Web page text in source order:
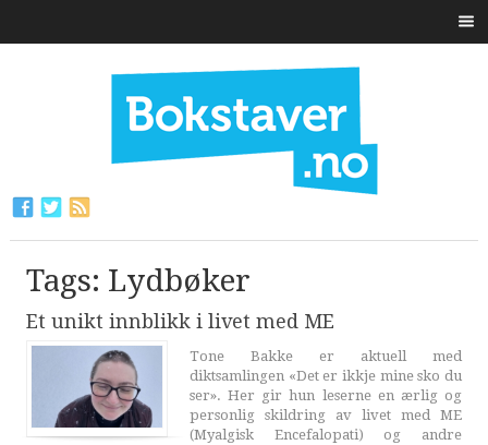
Tags: Lydbøker
Et unikt innblikk i livet med ME
Tone Bakke er aktuell med
diktsamlingen «Det er ikkje mine sko du
ser». Her gir hun leserne en ærlig og
personlig skildring av livet med ME
(Myalgisk Encefalopati) og andre